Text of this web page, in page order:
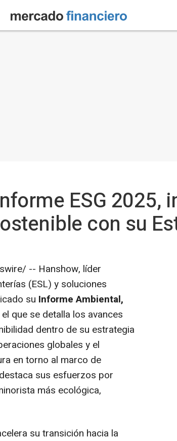
ESG 2025,
con su
-- Hanshow, líder
(ESL) y soluciones
su Informe Ambiental,
el que se detalla los avances
dentro de su estrategia
globales y el
en torno al marco de
sus esfuerzos por
más ecológica,
su transición hacia la